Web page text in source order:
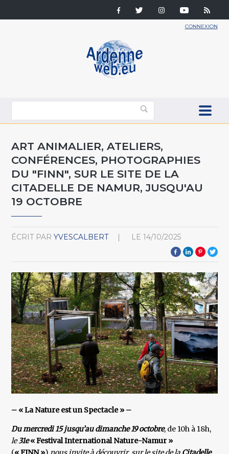
CONNEXION
ART ANIMALIER, ATELIERS,
CONFÉRENCES, PHOTOGRAPHIES
DU "FINN", SUR LE SITE DE LA
CITADELLE DE NAMUR, JUSQU'AU
19 OCTOBRE
ÉCRIT PAR YVESCALBERT LE 14/10/2025
– « La Nature est un Spectacle » –
Du mercredi 15 jusqu’au dimanche 19 octobre, de 10h à 18h,
le31e« Festival International Nature-Namur »